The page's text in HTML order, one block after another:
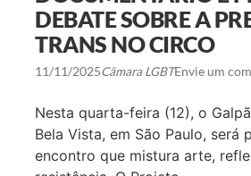
DEBATE SOBRE A
TRANS NO CIRCO
11/11/2025Câmara LGBTEnvie um
Nesta quarta-feira (12), o
Bela Vista, em São Paulo, será
encontro que mistura arte,